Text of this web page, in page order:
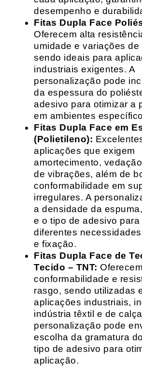
desempenho e
Fitas Dupla Face
Oferecem alta
umidade e variações de
sendo ideais para
industriais exigentes. A
personalização pode
da espessura do
adesivo para otimizar a
em ambientes
Fitas Dupla Face em
(Polietileno):
aplicações que exigem
amortecimento,
de vibrações, além de
conformabilidade em
irregulares. A
a densidade da
e o tipo de adesivo para
diferentes
e fixação.
Fitas Dupla Face de
Tecido – TNT:
conformabilidade e
rasgo, sendo utilizadas
aplicações industriais,
indústria têxtil e de
personalização pode
escolha da gramatura
tipo de adesivo para
aplicação.